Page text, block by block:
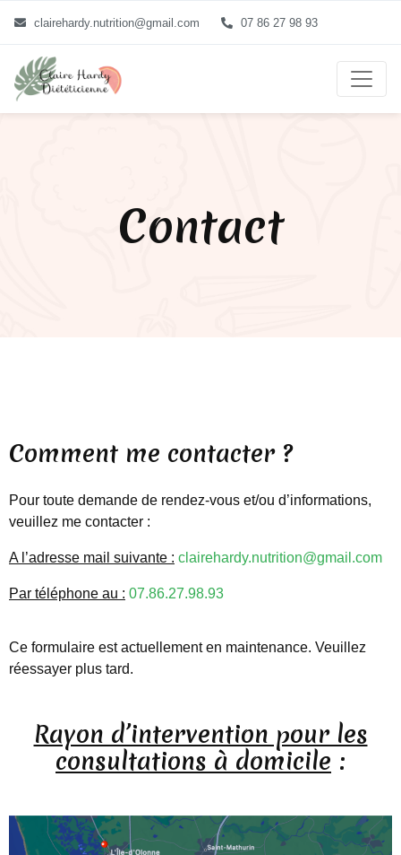
clairehardy.nutrition@gmail.com 07 86 27 98 93
Contact
Comment me contacter ?
Pour toute demande de rendez-vous et/ou d’informations,
veuillez me contacter :
A l’adresse mail suivante : clairehardy.nutrition@gmail.com
Par téléphone au : 07.86.27.98.93
Ce formulaire est actuellement en maintenance. Veuillez
réessayer plus tard.
Rayon d’intervention pour les
consultations à domicile :